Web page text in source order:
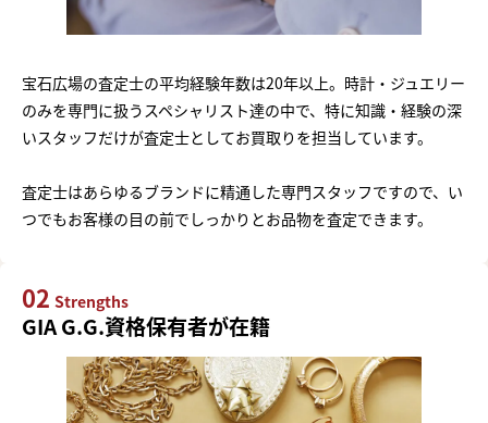
宝石広場の査定士の平均経験年数は20年以上。時計・ジュエリー
のみを専門に扱うスペシャリスト達の中で、特に知識・経験の深
いスタッフだけが査定士としてお買取りを担当しています。
査定士はあらゆるブランドに精通した専門スタッフですので、い
つでもお客様の目の前でしっかりとお品物を査定できます。
02 Strengths
GIA G.G.資格保有者が在籍